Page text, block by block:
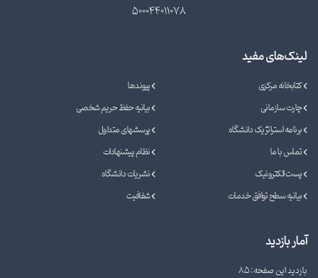
500044011078
لینک‌های مفید
کتابخانه مرکزی
پیوندها
چارت سازمانی
بیانیه حفظ حریم شخصی
برنامه استراتژیک دانشگاه
پرسشهای متداول
تماس با ما
نظام پیشنهادات
پست الکترونیک
نشریات دانشگاه
بیانیه سطح توافق خدمات
شفافیت
آمار بازدید
بازدید این صفحه: 85